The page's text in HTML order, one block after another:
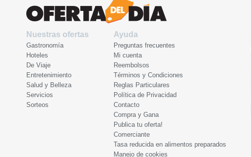
Nuestras ofertas
Gastronomía
Hoteles
De Viaje
Entretenimiento
Salud y Belleza
Servicios
Sorteos
Ayuda
Preguntas frecuentes
Mi cuenta
Reembolsos
Términos y Condiciones
Reglas Particulares
Política de Privacidad
Contacto
Compra y Gana
Publica tu oferta!
Comerciante
Tasa reducida en alimentos preparados
Manejo de cookies